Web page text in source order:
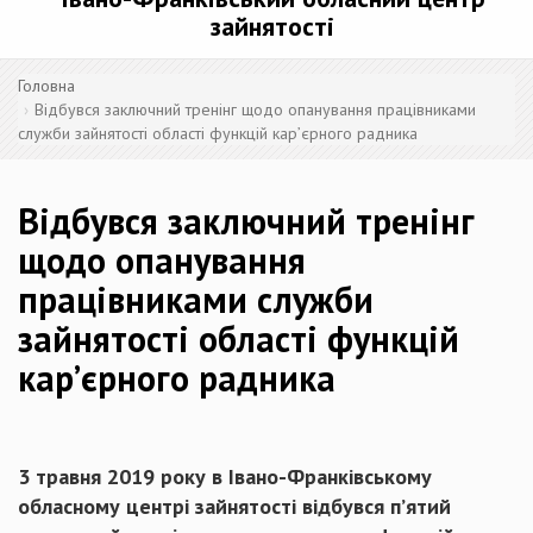
зайнятості
Головна
Відбувся заключний тренінг щодо опанування працівниками
служби зайнятості області функцій кар’єрного радника
Відбувся заключний тренінг
щодо опанування
працівниками служби
зайнятості області функцій
кар’єрного радника
3 травня 2019 року в Івано-Франківському
обласному центрі зайнятості відбувся п’ятий